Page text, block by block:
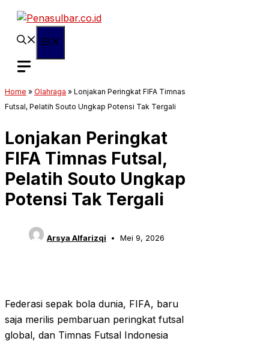
Langsung
Home » Olahraga » Lonjakan Peringkat FIFA Timnas
Futsal, Pelatih Souto Ungkap Potensi Tak Tergali
Lonjakan Peringkat
FIFA Timnas Futsal,
Pelatih Souto Ungkap
Potensi Tak Tergali
Arsya Alfarizqi Mei 9, 2026
Federasi sepak bola dunia, FIFA, baru
saja merilis pembaruan peringkat futsal
global, dan Timnas Futsal Indonesia